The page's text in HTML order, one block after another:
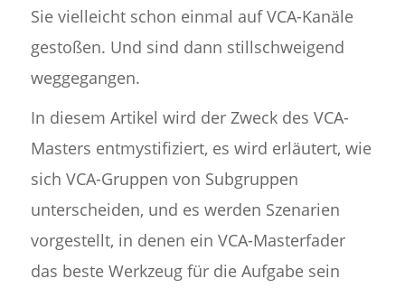
Sie vielleicht schon einmal auf VCA-Kanäle
gestoßen. Und sind dann stillschweigend
weggegangen.
In diesem Artikel wird der Zweck des VCA-
Masters entmystifiziert, es wird erläutert, wie
sich VCA-Gruppen von Subgruppen
unterscheiden, und es werden Szenarien
vorgestellt, in denen ein VCA-Masterfader
das beste Werkzeug für die Aufgabe sein